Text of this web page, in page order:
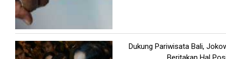
Dukung Pariwisata Bali,